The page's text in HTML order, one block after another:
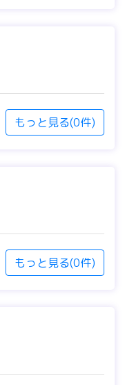
もっと見る(0件)
もっと見る(0件)